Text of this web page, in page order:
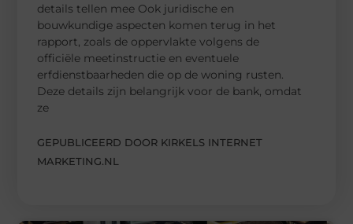
details tellen mee Ook juridische en
bouwkundige aspecten komen terug in het
rapport, zoals de oppervlakte volgens de
officiële meetinstructie en eventuele
erfdienstbaarheden die op de woning rusten.
Deze details zijn belangrijk voor de bank, omdat
ze
GEPUBLICEERD DOOR KIRKELS INTERNET
MARKETING.NL